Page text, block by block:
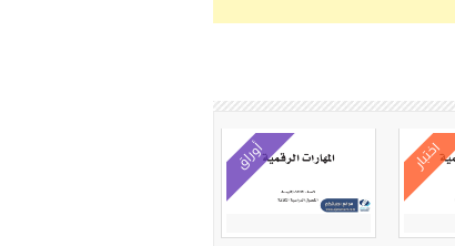
اختبار أوراق